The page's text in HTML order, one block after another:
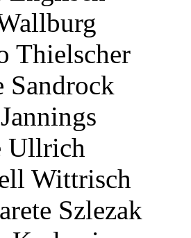
Thielscher
Sandrock
Ullrich
Wittrisch
Szlezak